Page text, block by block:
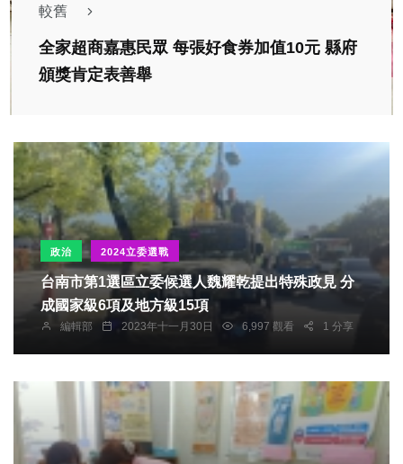
較舊
全家超商嘉惠民眾 每張好食券加值10元 縣府
頒獎肯定表善舉
政治 2024立委選戰
台南市第1選區立委候選人魏耀乾提出特殊政見 分
成國家級6項及地方級15項
編輯部 2023年十一月30日 6,997 觀看 1 分享